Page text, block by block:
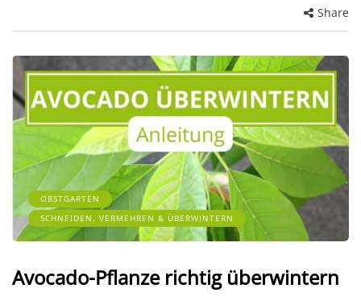
Share
OBSTGARTEN
SCHNEIDEN, VERMEHREN & ÜBERWINTERN
Avocado-Pflanze richtig überwintern